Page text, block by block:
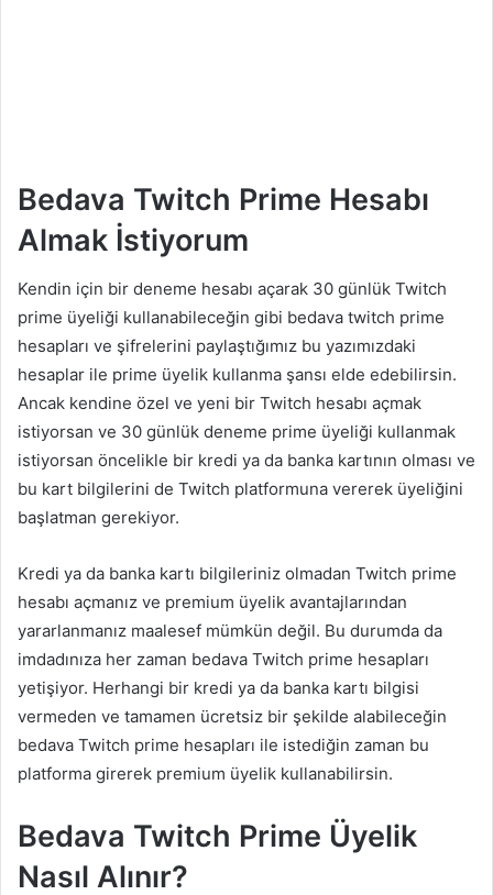
Bedava Twitch Prime Hesabı
Almak İstiyorum
Kendin için bir deneme hesabı açarak 30 günlük Twitch
prime üyeliği kullanabileceğin gibi bedava twitch prime
hesapları ve şifrelerini paylaştığımız bu yazımızdaki
hesaplar ile prime üyelik kullanma şansı elde edebilirsin.
Ancak kendine özel ve yeni bir Twitch hesabı açmak
istiyorsan ve 30 günlük deneme prime üyeliği kullanmak
istiyorsan öncelikle bir kredi ya da banka kartının olması ve
bu kart bilgilerini de Twitch platformuna vererek üyeliğini
başlatman gerekiyor.
Kredi ya da banka kartı bilgileriniz olmadan Twitch prime
hesabı açmanız ve premium üyelik avantajlarından
yararlanmanız maalesef mümkün değil. Bu durumda da
imdadınıza her zaman bedava Twitch prime hesapları
yetişiyor. Herhangi bir kredi ya da banka kartı bilgisi
vermeden ve tamamen ücretsiz bir şekilde alabileceğin
bedava Twitch prime hesapları ile istediğin zaman bu
platforma girerek premium üyelik kullanabilirsin.
Bedava Twitch Prime Üyelik
Nasıl Alınır?